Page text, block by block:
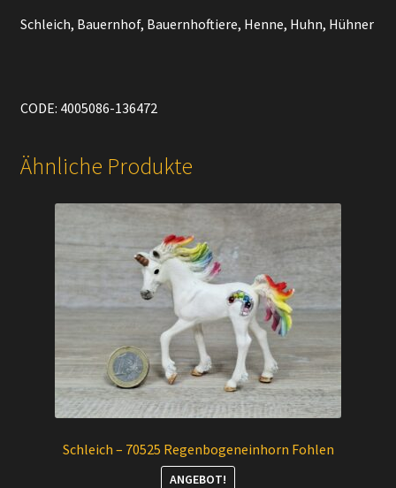
Schleich, Bauernhof, Bauernhoftiere, Henne, Huhn, Hühner
CODE: 4005086-136472
Ähnliche Produkte
Schleich – 70525 Regenbogeneinhorn Fohlen
ANGEBOT!